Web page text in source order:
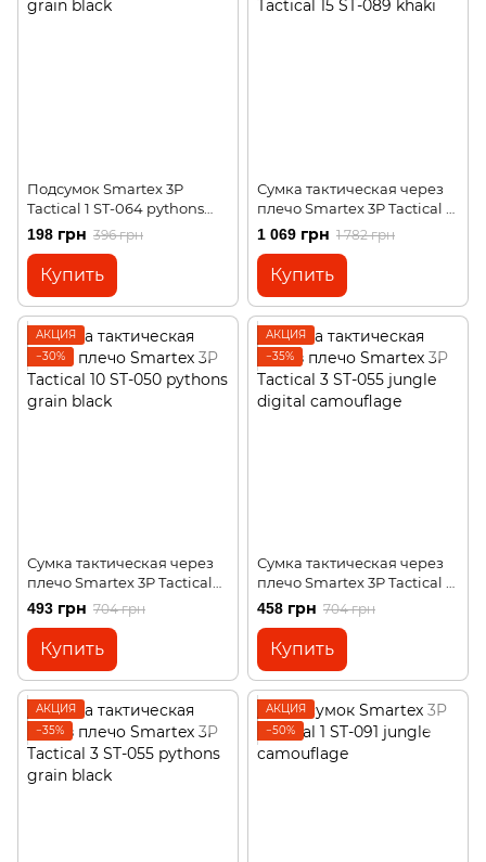
Подсумок Smartex 3P
Tactical 1 ST-064 pythons
grain black
198 грн 396 грн
Купить
Сумка тактическая через
плечо Smartex 3P Tactical 15
ST-089 khaki
1 069 грн 1 782 грн
Купить
АКЦИЯ
−30%
Сумка тактическая через
плечо Smartex 3P Tactical
10 ST-050 pythons grain
493 грн 704 грн
Купить
АКЦИЯ
−35%
Сумка тактическая через
плечо Smartex 3P Tactical 3
ST-055 jungle digital
camouflage
458 грн 704 грн
Купить
АКЦИЯ
−35%
АКЦИЯ
−50%